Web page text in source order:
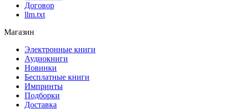
Договор
llm.txt
Магазин
Электронные книги
Аудиокниги
Новинки
Бесплатные книги
Импринты
Подборки
Доставка